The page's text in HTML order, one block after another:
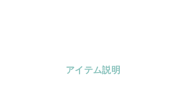
アイテム説明